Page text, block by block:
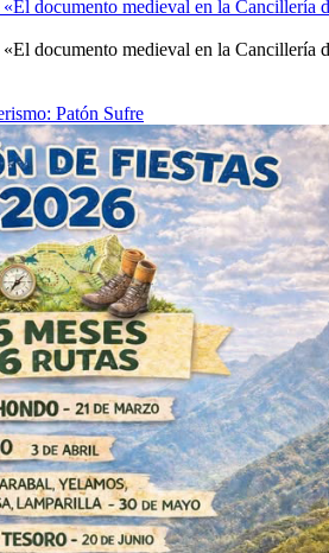
documento medieval en la Cancillería
documento medieval en la Cancillería
Patón Sufre